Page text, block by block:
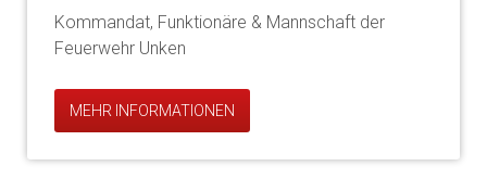
Kommandat, Funktionäre & Mannschaft der
Feuerwehr Unken
MEHR INFORMATIONEN